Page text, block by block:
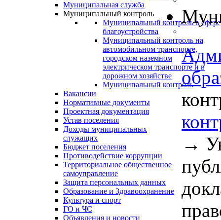
Муниципальная служба
Муниципальный контроль
Муниципальный контроль в сфере
благоустройства
Муниципальный контроль на
автомобильном транспорте,
городском наземном
электрическом транспорте и в
дорожном хозяйстве
Муниципальный контроль
Вакансии
Нормативные документы
Проектная документация
Устав поселения
Доходы муниципальных
служащих
Бюджет поселения
Противодействие коррупции
Территориальное общественное
самоуправление
Защита персональных данных
Образование и Здравоохранение
Культура и спорт
ГО и ЧС
Объявления и новости
→